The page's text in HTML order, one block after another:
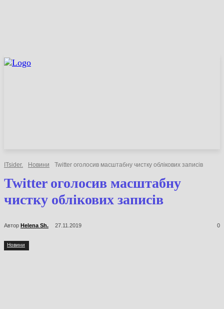
ITsider. Новини Twitter оголосив масштабну чистку облікових записів
Twitter оголосив масштабну
чистку облікових записів
Автор Helena Sh. 27.11.2019 0
Новини